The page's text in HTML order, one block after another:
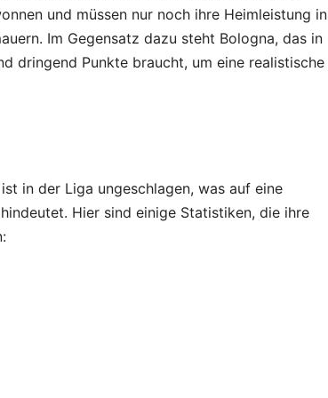
und müssen nur noch ihre Heimleistung in
Im Gegensatz dazu steht Bologna, das in
dringend Punkte braucht, um eine realistische
in der Liga ungeschlagen, was auf eine
Hier sind einige Statistiken, die ihre